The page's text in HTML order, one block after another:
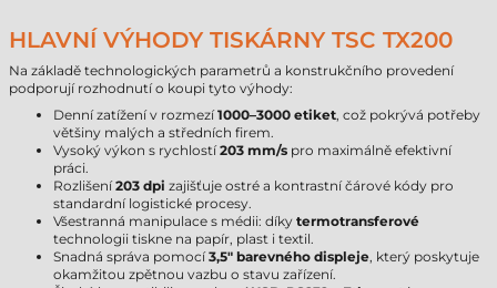
HLAVNÍ VÝHODY TISKÁRNY TSC TX200
Na základě technologických parametrů a konstrukčního provedení
podporují rozhodnutí o koupi tyto výhody:
Denní zatížení v rozmezí1000–3000 etiket, což pokrývá potřeby
většiny malých a středních firem.
Vysoký výkon s rychlostí203 mm/s pro maximálně efektivní
práci.
Rozlišení203 dpi zajišťuje ostré a kontrastní čárové kódy pro
standardní logistické procesy.
Všestranná manipulace s médii: díky termotransferové
technologii tiskne na papír, plast i textil.
Snadná správa pomocí3,5" barevného displeje, který poskytuje
okamžitou zpětnou vazbu o stavu zařízení.